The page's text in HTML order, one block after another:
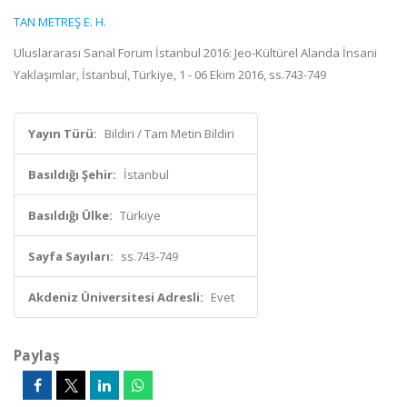
TAN METREŞ E. H.
Uluslararası Sanal Forum İstanbul 2016: Jeo-Kültürel Alanda İnsani
Yaklaşımlar, İstanbul, Türkiye, 1 - 06 Ekim 2016, ss.743-749
Yayın Türü: Bildiri / Tam Metin Bildiri
Basıldığı Şehir: İstanbul
Basıldığı Ülke: Türkiye
Sayfa Sayıları: ss.743-749
Akdeniz Üniversitesi Adresli: Evet
Paylaş